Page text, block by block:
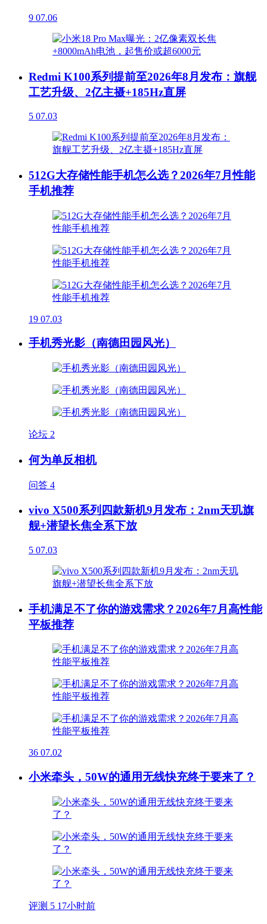
9 07.06
Redmi K100系列提前至2026年8月发布：旗舰
工艺升级、2亿主摄+185Hz直屏
5 07.03
512G大存储性能手机怎么选？2026年7月性能
手机推荐
19 07.03
手机秀光影（南德田园风光）
论坛 2
何为单反相机
问答 4
vivo X500系列四款新机9月发布：2nm天玑旗
舰+潜望长焦全系下放
5 07.03
手机满足不了你的游戏需求？2026年7月高性能
平板推荐
36 07.02
小米牵头，50W的通用无线快充终于要来了？
评测 5 17小时前